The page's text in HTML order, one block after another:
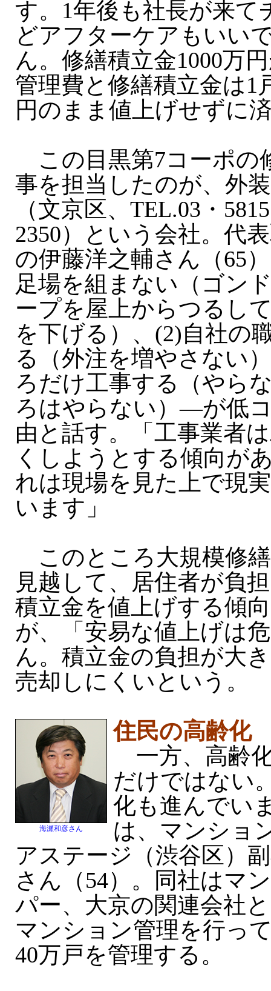
す。1年後も社長が来て
どアフターケアもいい
ん。修繕積立金1000万
管理費と修繕積立金は1
円のまま値上げせずに
この目黒第7コーポの
事を担当したのが、外
（文京区、TEL.03・
2350）という会社。代
の伊藤洋之輔さん（65
足場を組まない（ゴン
ープを屋上からつるし
を下げる）、(2)自社の
る（外注を増やさない
ろだけ工事する（やら
ろはやらない）—が低
由と話す。「工事業者
くしようとする傾向が
れは現場を見た上で現
います」
このところ大規模修
見越して、居住者が負
積立金を値上げする傾
が、「安易な値上げは
ん。積立金の負担が大
売却しにくいという。
海瀬和彦さん
住民の高齢化
一方、高齢
だけではない
化も進んでい
は、マンショ
アステージ（渋谷区）
さん（54）。同社はマ
パー、大京の関連会社
マンション管理を行っ
40万戸を管理する。